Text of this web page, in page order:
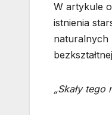
W artykule
istnienia
naturalnych
„Skały